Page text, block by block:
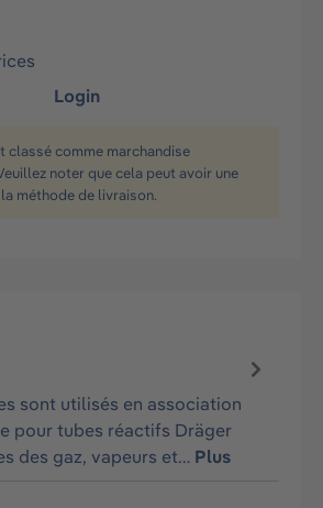
Login
classé comme marchandise
noter que cela peut avoir une
méthode de livraison.
sont utilisés en association
pour tubes réactifs Dräger
des gaz, vapeurs et… Plus